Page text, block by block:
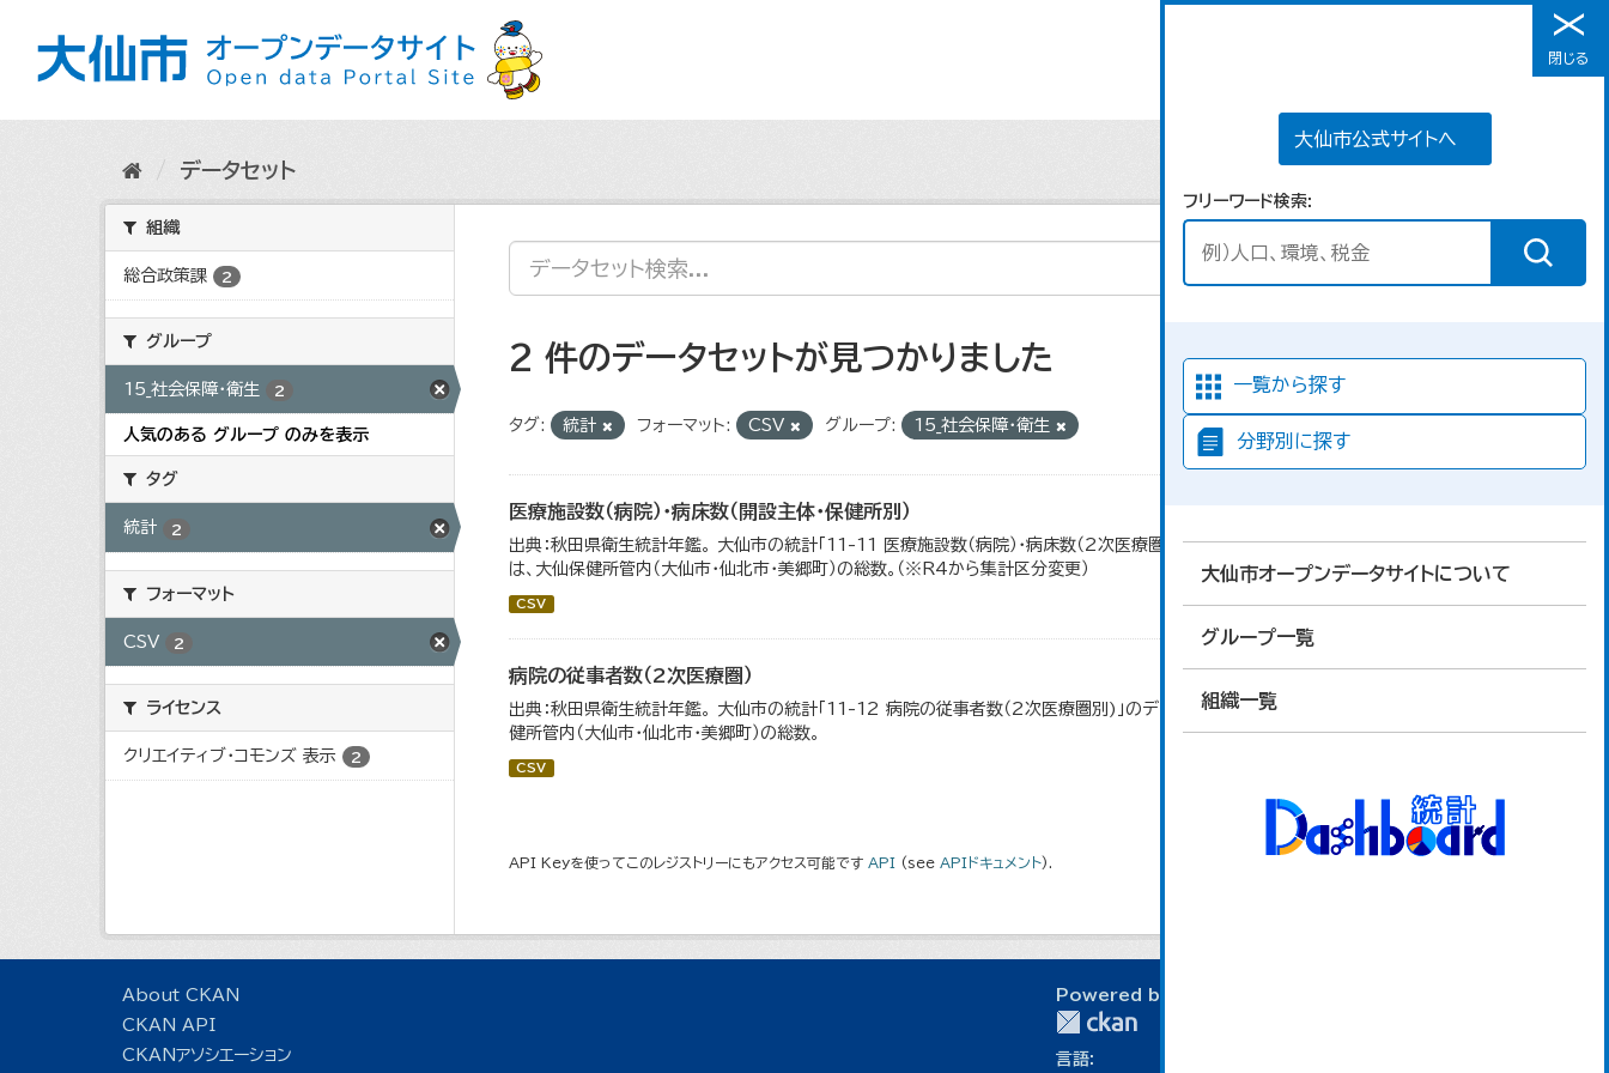
メニュー
大仙市公式サイトへ
フリーワード検索
一覧から探す
分野別に探す
大仙市オープンデータサイトについて
グループ一覧
組織一覧
閉じる
データセット
組織
総合政策課 2
グループ
15_社会保障・衛生 2
人気のある グループ のみを表示
タグ
統計 2
フォーマット
CSV 2
ライセンス
クリエイティブ・コモンズ 表示 2
2 件のデータセットが見つかりました
タグ: 統計 フォーマット: CSV グループ: 15_社会保障・衛生
医療施設数（病院）・病床数（開設主体・保健所別）
出典：秋田県衛生統計年鑑。 大仙市の統計「11-11 医療施設数（病院）・病床数（2次医療圏別)」のデータを参照しています。 数値
は、大仙保健所管内（大仙市・仙北市・美郷町）の総数。（※R4から集計区分変更）
CSV
病院の従事者数（2次医療圏）
出典：秋田県衛生統計年鑑。 大仙市の統計「11-12 病院の従事者数（2次医療圏別)」のデータを参照しています。 数値は、大仙保
健所管内（大仙市・仙北市・美郷町）の総数。
CSV
API Keyを使ってこのレジストリーにもアクセス可能です API (see APIドキュメント).
About CKAN
CKAN API
CKANアソシエーション
Powered by
言語